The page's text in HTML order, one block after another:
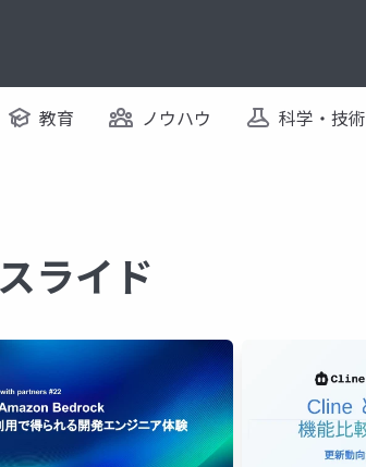
教育 ノウハウ 科学・技術
ライド